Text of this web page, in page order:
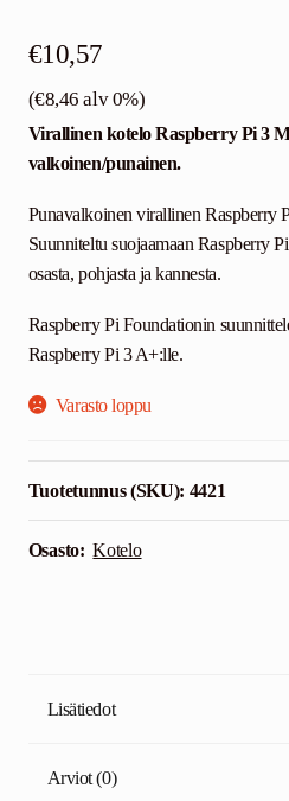
€10,57
(€8,46 alv 0%)
Virallinen kotelo Raspberry Pi 3
valkoinen/punainen.
Punavalkoinen virallinen Raspberry
Suunniteltu suojaamaan Raspberry
osasta, pohjasta ja kannesta.
Raspberry Pi Foundationin
Raspberry Pi 3 A+:lle.
Varasto loppu
Tuotetunnus (SKU): 4421
Osasto: Kotelo
Lisätiedot
Arviot (0)